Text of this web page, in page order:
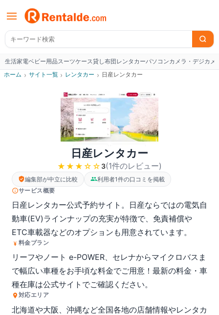
生活家電ベビー用品スーツケース貸し布団レンタカーパソコンカメラ・デジカメ
ホーム › サイト一覧 › レンタカー › 日産レンタカー
日産レンタカー
★★★ ☆☆ 3(1件のレビュー)
編集部が中立に比較
利用者1件の口コミを掲載
サービス概要
日産レンタカー公式予約サイト。日産ならではの電気自
動車(EV)ラインナップの充実が特徴で、免責補償や
ETC車載器などのオプションも用意されています。
料金プラン
リーフやノート e-POWER、セレナからマイクロバスま
で幅広い車種をお手頃な料金でご用意！最新の料金・車
種在庫は公式サイトでご確認ください。
対応エリア
北海道や大阪、沖縄など全国各地の店舗情報やレンタカ